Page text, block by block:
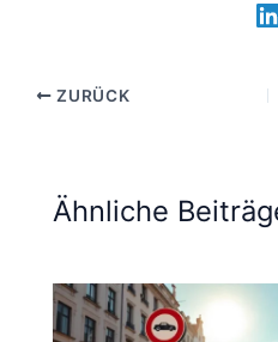
ZURÜCK
Ähnliche